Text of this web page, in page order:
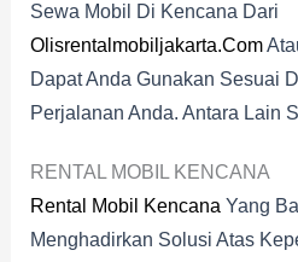
Sewa Mobil Di Kencana Dari
Olisrentalmobiljakarta.com
Dapat Anda Gunakan Sesuai
Perjalanan Anda. Antara Lain
RENTAL MOBIL KENCANA
Rental Mobil Kencana Yang
Menghadirkan Solusi Atas